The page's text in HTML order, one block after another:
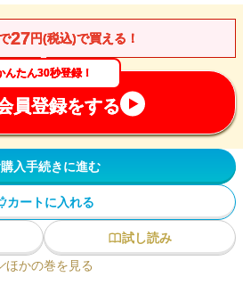
27円(税込)で買える！
んたん30秒登録！
員登録をする
購入手続きに進む
カートに入れる
試し読み
ほかの巻を見る